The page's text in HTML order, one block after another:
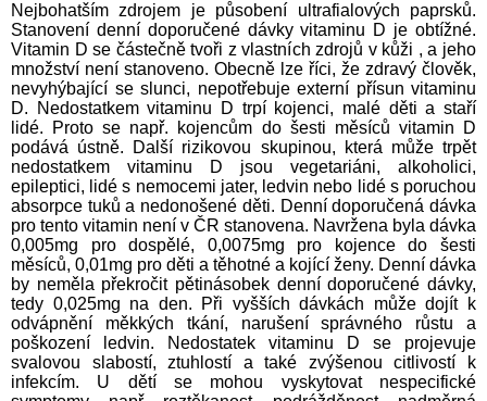
Nejbohatším zdrojem je působení ultrafialových paprsků.
Stanovení denní doporučené dávky vitaminu D je obtížné.
Vitamin D se částečně tvoři z vlastních zdrojů v kůži , a jeho
množství není stanoveno. Obecně lze říci, že zdravý člověk,
nevyhýbající se slunci, nepotřebuje externí přísun vitaminu
D. Nedostatkem vitaminu D trpí kojenci, malé děti a staří
lidé. Proto se např. kojencům do šesti měsíců vitamin D
podává ústně. Další rizikovou skupinou, která může trpět
nedostatkem vitaminu D jsou vegetariáni, alkoholici,
epileptici, lidé s nemocemi jater, ledvin nebo lidé s poruchou
absorpce tuků a nedonošené děti. Denní doporučená dávka
pro tento vitamin není v ČR stanovena. Navržena byla dávka
0,005mg pro dospělé, 0,0075mg pro kojence do šesti
měsíců, 0,01mg pro děti a těhotné a kojící ženy. Denní dávka
by neměla překročit pětinásobek denní doporučené dávky,
tedy 0,025mg na den. Při vyšších dávkách může dojít k
odvápnění měkkých tkání, narušení správného růstu a
poškození ledvin. Nedostatek vitaminu D se projevuje
svalovou slabostí, ztuhlostí a také zvýšenou citlivostí k
infekcím. U dětí se mohou vyskytovat nespecifické